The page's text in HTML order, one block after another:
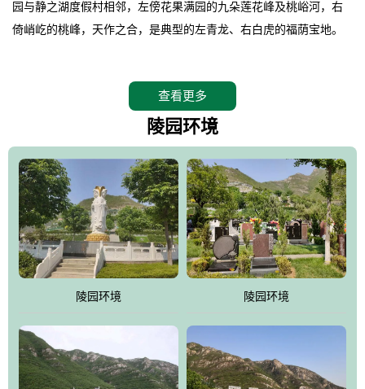
园与静之湖度假村相邻，左傍花果满园的九朵莲花峰及桃峪河，右
倚峭屹的桃峰，天作之合，是典型的左青龙、右白虎的福荫宝地。
师亲临园区指导，他认为“这里紧挨明十三陵，三面环山，坐北朝
南，地形极佳，地理位置得天独厚。”并感叹的说出了桃峰陵园是“人
生后花园，子孙福荫地”。
。
相传观音菩萨曾在九朵莲花峰上打坐品桃，并将桃核植于此谷，至
今这里的桃柿满园，故桃峰因此而得名。
。
桃峰园靠近京城，远离尘嚣，保持着相对原始的生态环境，飞鸟、
野兔、松鼠、山鸡随处可见，是人与自然和谐共处的佳境，是安息
逝者、感悟生命的圣地。
。
江河大地存忠骨，哀歌悲泪悼英灵。墓区依山就势，排列井然。福
寿苑尽展大家风范，名人在这里志铭，艺术在这里升华，军魂苑铭
查看更多
陵园环境
陵园环境 陵园环境